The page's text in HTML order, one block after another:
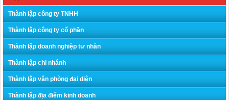
Thành lập công ty TNHH
Thành lập công ty cổ phần
Thành lập doanh nghiệp tư nhân
Thành lập chi nhánh
Thành lập văn phòng đại diện
Thành lập địa điểm kinh doanh